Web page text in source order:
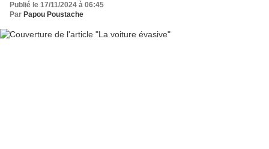
Publié le 17/11/2024 à 06:45
Par Papou Poustache